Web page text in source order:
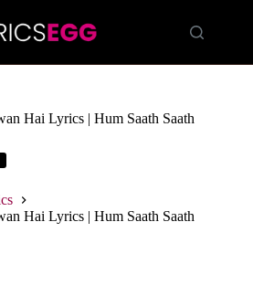
Hai Lyrics | Hum Saath Saath
Hai Lyrics | Hum Saath Saath